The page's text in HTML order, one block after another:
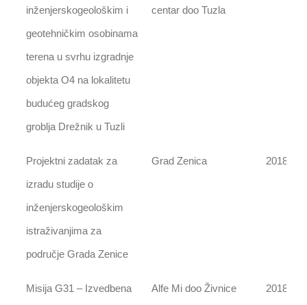
inženjerskogeološkim i
geotehničkim osobinama
terena u svrhu izgradnje
objekta O4 na lokalitetu
budućeg gradskog
groblja Drežnik u Tuzli
centar doo Tuzla
Projektni zadatak za
izradu studije o
inženjerskogeološkim
istraživanjima za
područje Grada Zenice
Grad Zenica 2018
Misija G31 – Izvedbena
Alfe Mi doo Živnice 2018